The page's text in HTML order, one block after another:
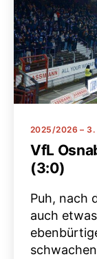
Kategorien
2025/2026 – 3.
VfL
(3:0)
Puh, nach
auch